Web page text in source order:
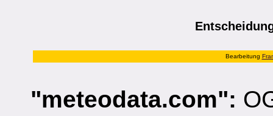
Bearbeitung
"meteodata.com":